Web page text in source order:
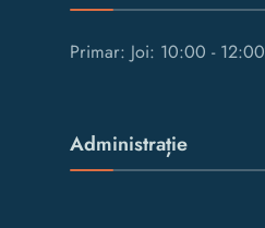
Primar: Joi: 10:00 - 12:00
Administrație